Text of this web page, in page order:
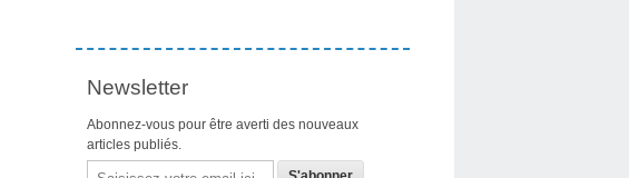
Newsletter
Abonnez-vous pour être averti des nouveaux
articles publiés.
Email